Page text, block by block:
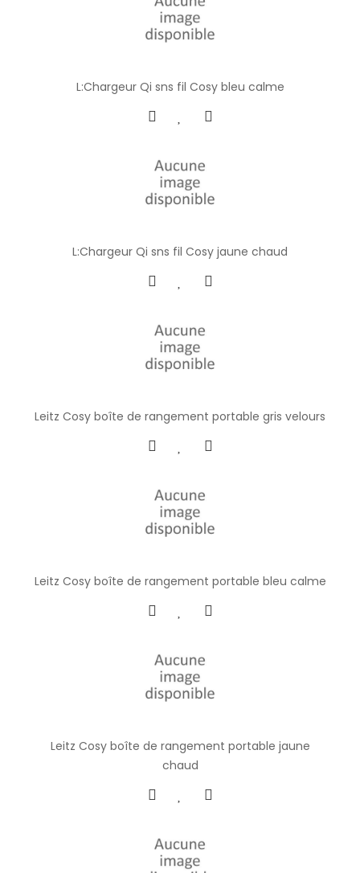
L:Chargeur Qi sns fil Cosy bleu calme
L:Chargeur Qi sns fil Cosy jaune chaud
Leitz Cosy boîte de rangement portable gris velours
Leitz Cosy boîte de rangement portable bleu calme
Leitz Cosy boîte de rangement portable jaune
chaud